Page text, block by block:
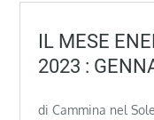
IL MESE
2023 :
di Cammina nel